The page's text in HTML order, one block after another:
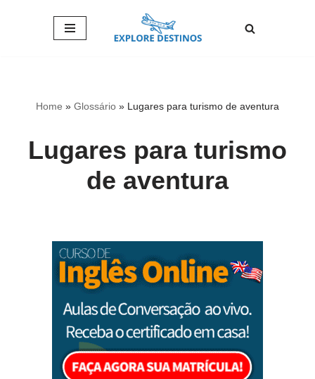
Home » Glossário » Lugares para turismo de aventura
Lugares para turismo
de aventura